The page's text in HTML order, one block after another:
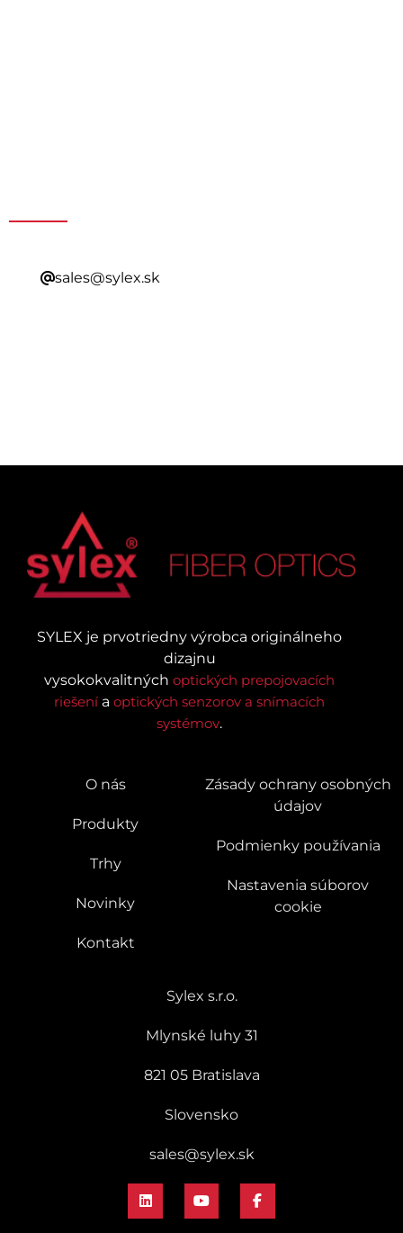
sales@sylex.sk
SYLEX je prvotriedny výrobca originálneho
dizajnu
vysokokvalitných optických prepojovacích
riešení a optických senzorov a snímacích
systémov.
O nás
Produkty
Trhy
Novinky
Kontakt
Zásady ochrany osobných
údajov
Podmienky používania
Nastavenia súborov
cookie
Sylex s.r.o.
Mlynské luhy 31
821 05 Bratislava
Slovensko
sales@sylex.sk